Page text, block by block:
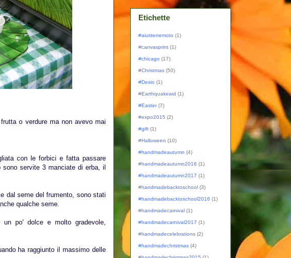
o verdure ma non avevo mai
con le forbici e fatta passare
sono servite 3 manciate di erba, il
dal seme del frumento, sono stati
qualche seme.
po' dolce e molto gradevole,
ha raggiunto il massimo delle
Etichette
#aiutiterremoto (1)
#canvasprint (1)
#chicago (17)
#Christmas (50)
#Desio (1)
#Earthquakeaid (1)
#Easter (7)
#expo2015 (2)
#gift (1)
#Halloween (10)
#handmadeautumn (4)
#handmadeautumn2016 (1)
#handmadeautumn2017 (1)
#handmadebacktoschool (3)
#handmadebacktoschool2016 (1)
#handmadecarnival (1)
#handmadecarnival2017 (1)
#handmadecelebrations (2)
#handmadechristmas (4)